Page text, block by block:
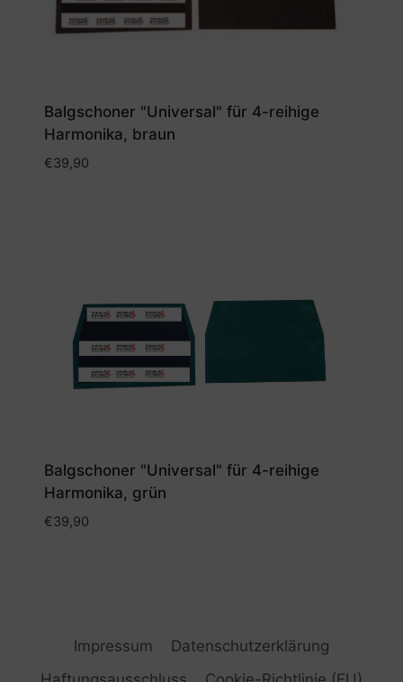
Balgschoner "Universal" für 4-reihige
Harmonika, braun
€39,90
Balgschoner "Universal" für 4-reihige
Harmonika, grün
€39,90
Impressum
Datenschutzerklärung